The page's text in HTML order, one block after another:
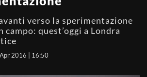
verso la sperimentazione
quest’oggi a Londra
2016 | 16:50